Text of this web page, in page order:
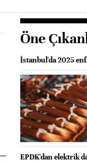
Öne
İstanbul'da 2025
EPDK'dan elektrik